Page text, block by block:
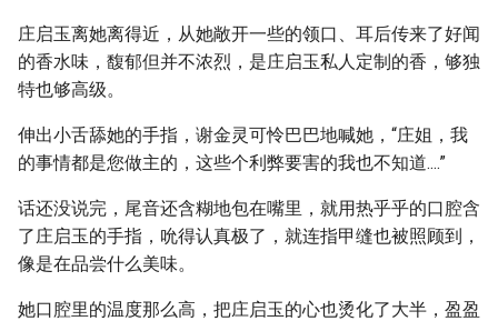
庄启玉离她离得近，从她敞开一些的领口、耳后传来了好闻
的香水味，馥郁但并不浓烈，是庄启玉私人定制的香，够独
特也够高级。
伸出小舌舔她的手指，谢金灵可怜巴巴地喊她，“庄姐，我
的事情都是您做主的，这些个利弊要害的我也不知道....”
话还没说完，尾音还含糊地包在嘴里，就用热乎乎的口腔含
了庄启玉的手指，吮得认真极了，就连指甲缝也被照顾到，
像是在品尝什么美味。
她口腔里的温度那么高，把庄启玉的心也烫化了大半，盈盈